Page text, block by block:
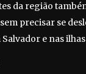
da região
precisar se
e nas ilhas